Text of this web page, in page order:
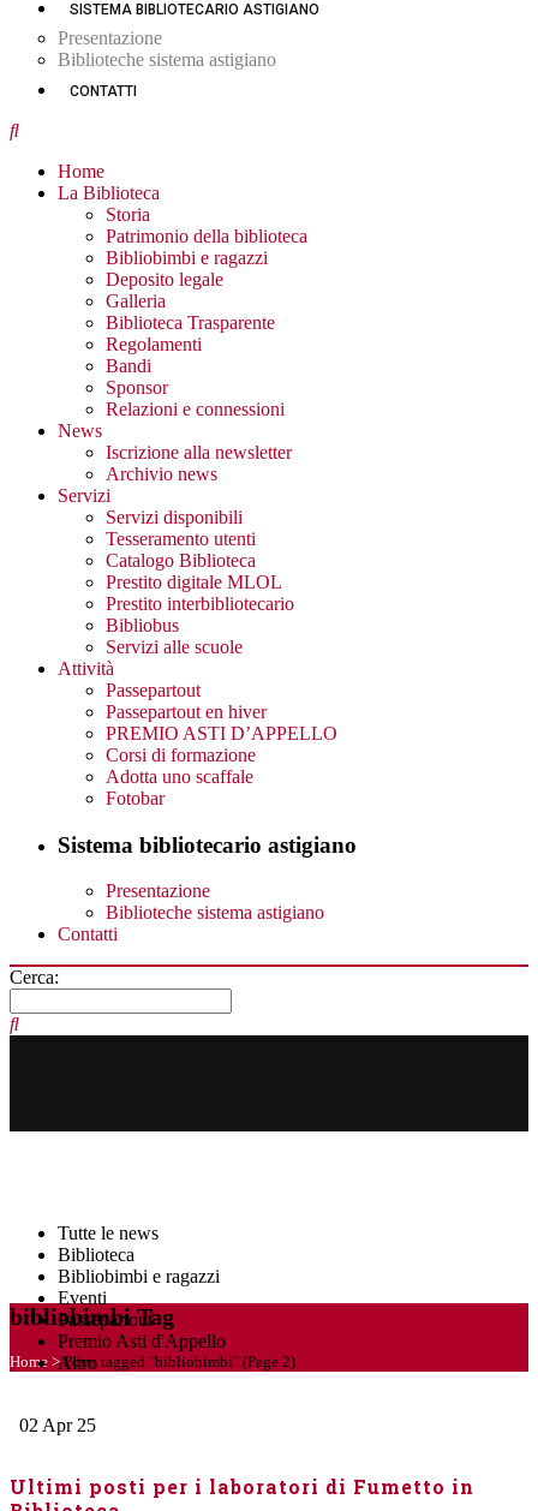
SISTEMA BIBLIOTECARIO ASTIGIANO
Presentazione
Biblioteche sistema astigiano
CONTATTI
Home
La Biblioteca
Storia
Patrimonio della biblioteca
Bibliobimbi e ragazzi
Deposito legale
Galleria
Biblioteca Trasparente
Regolamenti
Bandi
Sponsor
Relazioni e connessioni
News
Iscrizione alla newsletter
Archivio news
Servizi
Servizi disponibili
Tesseramento utenti
Catalogo Biblioteca
Prestito digitale MLOL
Prestito interbibliotecario
Bibliobus
Servizi alle scuole
Attività
Passepartout
Passepartout en hiver
PREMIO ASTI D’APPELLO
Corsi di formazione
Adotta uno scaffale
Fotobar
Sistema bibliotecario astigiano
Presentazione
Biblioteche sistema astigiano
Contatti
Cerca:
bibliobimbi Tag
Home >Posts tagged "bibliobimbi" (Page 2)
Tutte le news
Biblioteca
Bibliobimbi e ragazzi
Eventi
Passepartout
Premio Asti d'Appello
Altro
02Apr 25
Ultimi posti per i laboratori di Fumetto in